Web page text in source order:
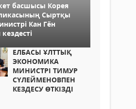
басшысы Корея
Сыртқы
Кан Гён
ЕЛБАСЫ ҰЛТТЫҚ
ЭКОНОМИКА
МИНИСТРІ ТИМУР
СҮЛЕЙМЕНОВПЕН
КЕЗДЕСУ ӨТКІЗДІ